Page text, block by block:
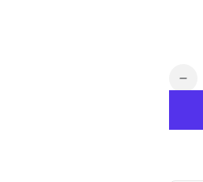
Anzahl
für